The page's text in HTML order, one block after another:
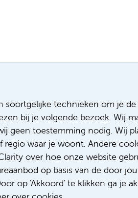
technieken om je
bij je volgende bezoek. Wij
geen toestemming nodig. Wij
waar je woont. Andere
over hoe onze website
op basis van de door
op 'Akkoord' te klikken ga je
een
Meer
Solliciteren
Over ons
Diversiteit & inclusie
Gedragscode
Klacht/feedback
Compliment/suggestie